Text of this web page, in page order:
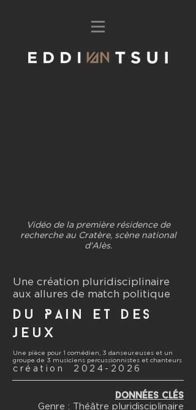
Vidéo de la première résidence de
recherche au Cratère, scène national
d'Alès.
Une création pluridisciplinaire
aux allures de match politique
Du Pain et DES
jeux
Une pièce pour 1 comédien, 3 danseur.euses et un
groupe de 3 musiciens percussionnistes et chanteurs
création 2024-2026
DoNNÉES CLÉS
Genre : Théâtre pluridisciplinaire